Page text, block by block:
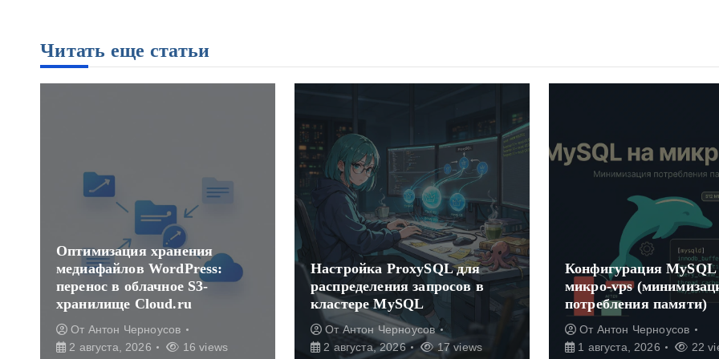
Читать еще статьи
Оптимизация хранения
медиафайлов WordPress:
перенос в облачное S3-
хранилище Cloud.ru
От Антон Черноусов
2 августа, 2026
16 views
Настройка ProxySQL для
распределения запросов в
кластере MySQL
ОтАнтон Черноусов
2 августа, 2026
17 views
Конфигурация MySQL
микро-vps
потребления памяти)
От Антон Черноусов
1 августа, 2026
22